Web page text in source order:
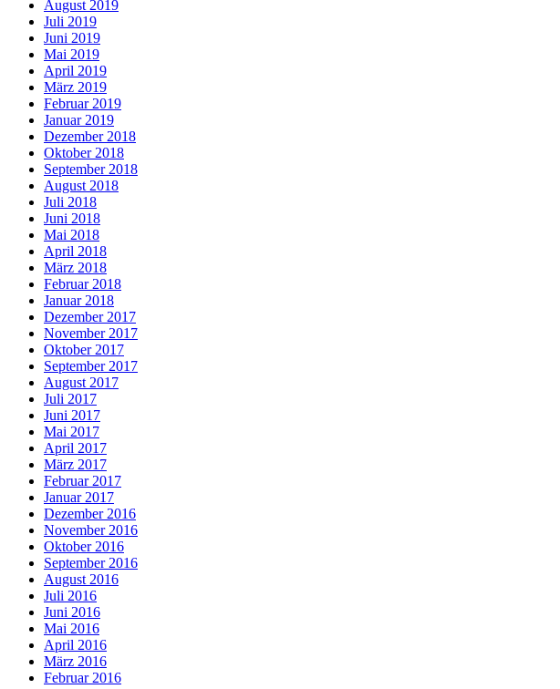
August 2019
Juli 2019
Juni 2019
Mai 2019
April 2019
März 2019
Februar 2019
Januar 2019
Dezember 2018
Oktober 2018
September 2018
August 2018
Juli 2018
Juni 2018
Mai 2018
April 2018
März 2018
Februar 2018
Januar 2018
Dezember 2017
November 2017
Oktober 2017
September 2017
August 2017
Juli 2017
Juni 2017
Mai 2017
April 2017
März 2017
Februar 2017
Januar 2017
Dezember 2016
November 2016
Oktober 2016
September 2016
August 2016
Juli 2016
Juni 2016
Mai 2016
April 2016
März 2016
Februar 2016